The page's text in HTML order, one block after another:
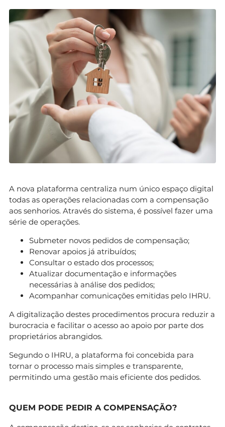
A nova plataforma centraliza num único espaço digital
todas as operações relacionadas com a compensação
aos senhorios. Através do sistema, é possível fazer uma
série de operações.
Submeter novos pedidos de compensação;
Renovar apoios já atribuídos;
Consultar o estado dos processos;
Atualizar documentação e informações
necessárias à análise dos pedidos;
Acompanhar comunicações emitidas pelo IHRU.
A digitalização destes procedimentos procura reduzir a
burocracia e facilitar o acesso ao apoio por parte dos
proprietários abrangidos.
Segundo o IHRU, a plataforma foi concebida para
tornar o processo mais simples e transparente,
permitindo uma gestão mais eficiente dos pedidos.
QUEM PODE PEDIR A COMPENSAÇÃO?